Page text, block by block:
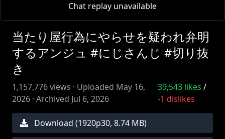
Chat replay unavailable
当たり屋行為にやらせを疑われ弁明
するアンジュ #にじさんじ #切り抜
き
1,157,776views · Uploaded May 16,
2026 · Archived Jul 6, 2026
39,543 likes /
-1 dislikes
Download (1920p30, 8.74 MB)